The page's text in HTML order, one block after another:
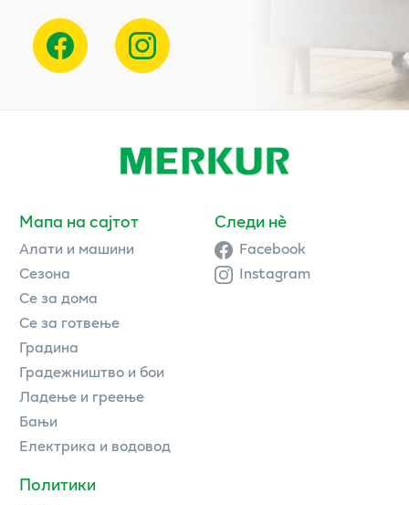
Мапа на сајтот
Алати и машини
Сезона
Се за дома
Се за готвење
Градина
Градежништво и бои
Ладење и греење
Бањи
Електрика и водовод
Политики
Следи нè
Facebook
Instagram